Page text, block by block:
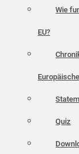
Wie
EU?
Quiz